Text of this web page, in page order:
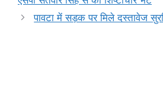
o p
g
पावटा में सड़क पर मिले दस्तावेज